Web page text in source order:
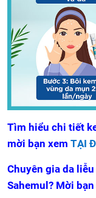
Tìm hiểu chi tiết
mời bạn xem TẠI
Chuyên gia da
Sahemul? Mời bạn